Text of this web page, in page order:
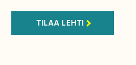
TILAA LEHTI